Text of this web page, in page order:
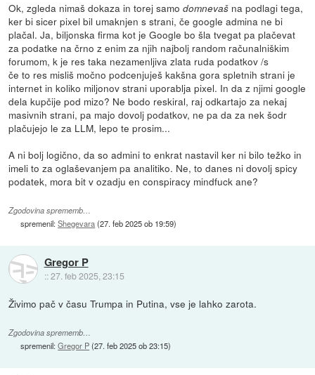
Ok, zgleda nimaš dokaza in torej samodomnevaš na podlagi tega,
ker bi sicer pixel bil umaknjen s strani, če google admina ne bi
plačal. Ja, biljonska firma kot je Google bo šla tvegat pa plačevat
za podatke na črno z enim za njih najbolj random računalniškim
forumom, k je res taka nezamenljiva zlata ruda podatkov /s
če to res misliš močno podcenjuješ kakšna gora spletnih strani je
internet in koliko miljonov strani uporablja pixel. In da z njimi google
dela kupčije pod mizo? Ne bodo reskiral, raj odkartajo za nekaj
masivnih strani, pa majo dovolj podatkov, ne pa da za nek šodr
plačujejo le za LLM, lepo te prosim...
A ni bolj logično, da so admini to enkrat nastavil ker ni bilo težko in
imeli to za oglaševanjem pa analitiko. Ne, to danes ni dovolj spicy
podatek, mora bit v ozadju en conspiracy mindfuck ane?
Zgodovina sprememb…
spremenil:Shegevara(27. feb 2025 ob 19:59)
Gregor P
::27. feb 2025, 23:15
Živimo pač v času Trumpa in Putina, vse je lahko zarota.
Zgodovina sprememb…
spremenil:Gregor P(27. feb 2025 ob 23:15)